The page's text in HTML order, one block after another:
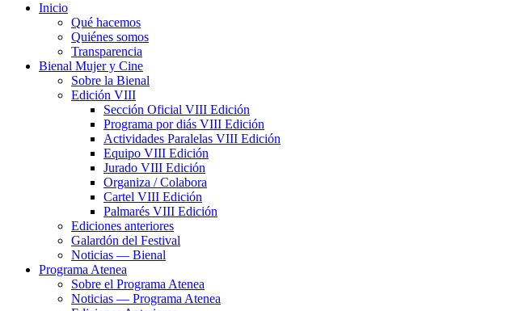
Inicio
Qué hacemos
Quiénes somos
Transparencia
Bienal Mujer y Cine
Sobre la Bienal
Edición VIII
Sección Oficial VIII Edición
Programa por diás VIII Edición
Actividades Paralelas VIII Edición
Equipo VIII Edición
Jurado VIII Edición
Organiza / Colabora
Cartel VIII Edición
Palmarés VIII Edición
Ediciones anteriores
Galardón del Festival
Noticias — Bienal
Programa Atenea
Sobre el Programa Atenea
Noticias — Programa Atenea